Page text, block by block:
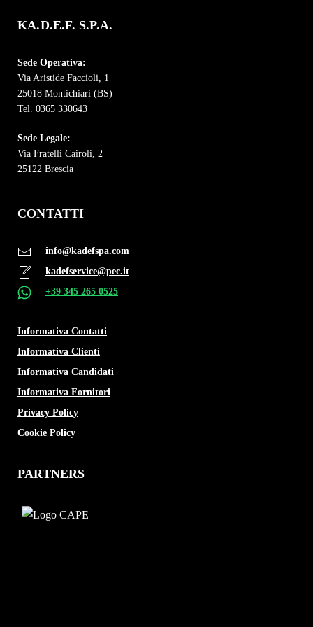
KA.D.E.F. S.P.A.
Sede Operativa:
Via Aristide Faccioli, 1
25018 Montichiari (BS)
Tel. 0365 330643
Sede Legale:
Via Fratelli Cairoli, 2
25122 Brescia
CONTATTI
info@kadefspa.com
kadefservice@pec.it
+39 345 265 0525
Informativa Contatti
Informativa Clienti
Informativa Candidati
Informativa Fornitori
Privacy Policy
Cookie Policy
PARTNERS